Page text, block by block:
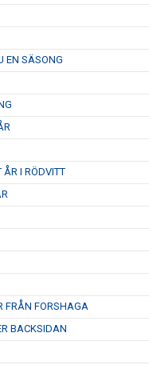
EN SÄSONG
ÅR I RÖDVITT
FRÅN FORSHAGA
BACKSIDAN